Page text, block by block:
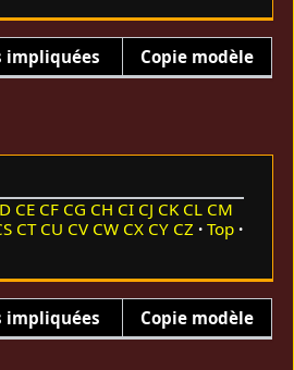
impliquées Copie modèle
CE CF CG CH CI CJ CK CL CM
CT CU CV CW CX CY CZ
Top
impliquées Copie modèle